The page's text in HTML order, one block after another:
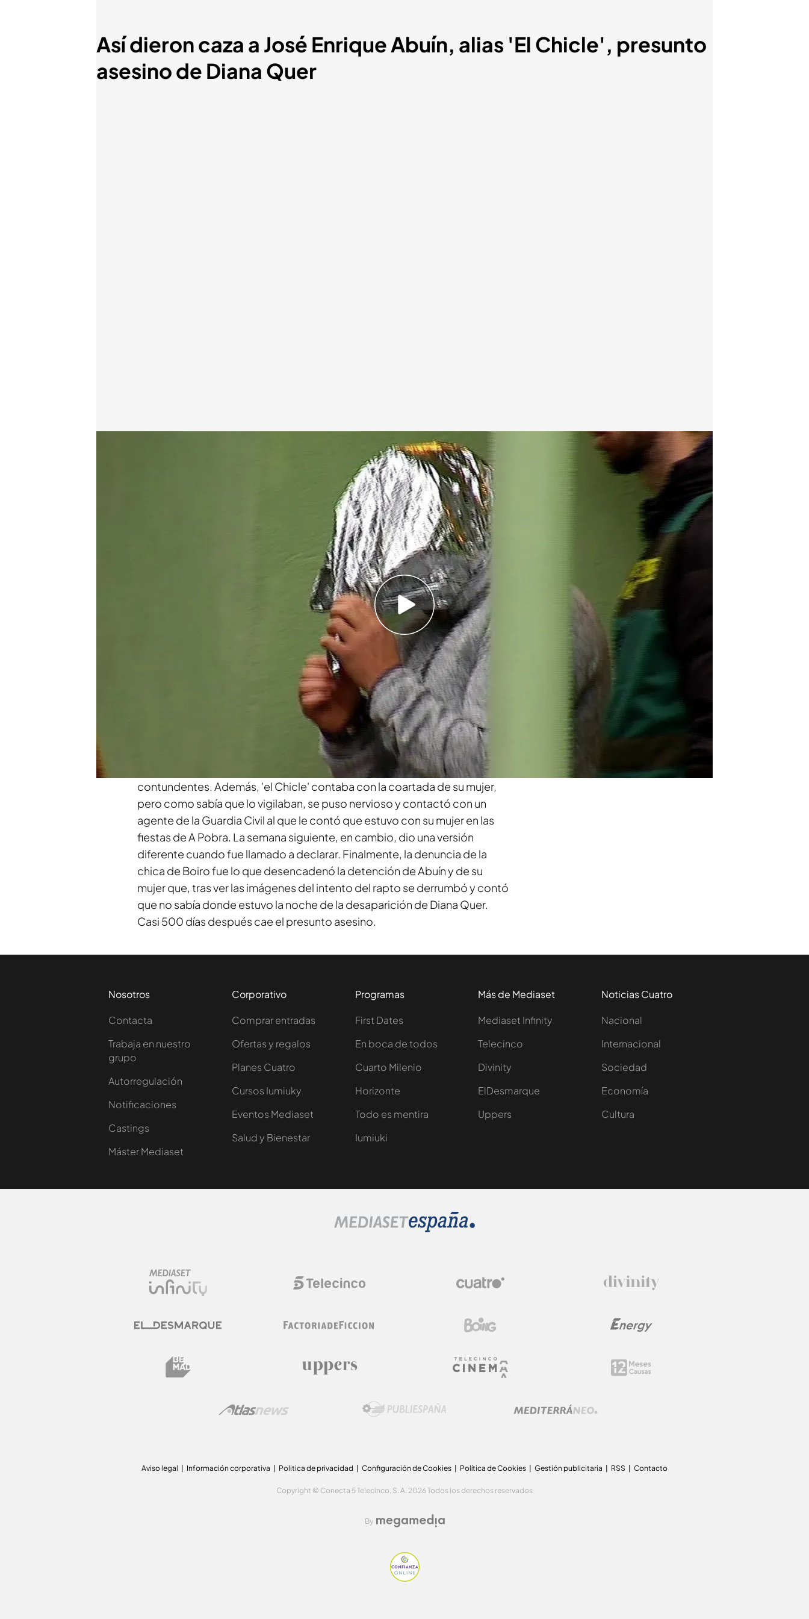
Así dieron caza a José Enrique Abuín, alias 'El Chicle', presunto
asesino de Diana Quer
La primera prueba contundente fue el móvil de Diana tras ser localizado en
la ría arrojado desde este puente de Taragoña a las 2:58 de la madrugada
del 22 de agosto de 2016. Esto llevó a la Guardia Civil a rastrear los coches
que estaban en ese momento en el puente. Tras analizar horas y horas de
más de 40 cámaras de seguridad redujeron a 3 los coches sospechosos.
Uno de ellos no pudo ser identificado. Otro tenía remolque y fue
descartado, y el tercero era el de "El chicle". Tras analizar las coincidencias
de localización del móvil de Diana con más de 2 millones de señales de
teléfono, los datos apuntaban también a Enrique Abuín. Coinciden por
tanto la ruta que hicieron, la señal de los móviles y el recorrido del coche.
Esto, unido a su historial delictivo, hace que las piezas empiecen a encajar
ya en Noviembre de 2016. Pero sin el cuerpo de Diana no había pruebas
contundentes. Además, 'el Chicle' contaba con la coartada de su mujer,
pero como sabía que lo vigilaban, se puso nervioso y contactó con un
agente de la Guardia Civil al que le contó que estuvo con su mujer en las
fiestas de A Pobra. La semana siguiente, en cambio, dio una versión
diferente cuando fue llamado a declarar. Finalmente, la denuncia de la
chica de Boiro fue lo que desencadenó la detención de Abuín y de su
mujer que, tras ver las imágenes del intento del rapto se derrumbó y contó
que no sabía donde estuvo la noche de la desaparición de Diana Quer.
Casi 500 días después cae el presunto asesino.
Nosotros
Contacta
Trabaja en nuestro
grupo
Autorregulación
Notificaciones
Castings
Máster Mediaset
Corporativo
Comprar entradas
Ofertas y regalos
Planes Cuatro
Cursos Iumiuky
Eventos Mediaset
Salud y Bienestar
Programas
First Dates
En boca de todos
Cuarto Milenio
Horizonte
Todo es mentira
Iumiuki
Más de Mediaset
Mediaset Infinity
Telecinco
Divinity
ElDesmarque
Uppers
Noticias Cuatro
Nacional
Internacional
Sociedad
Economía
Cultura
Aviso legal Información corporativa Politica de privacidad Configuración de Cookies Política de Cookies Gestión publicitaria RSS Contacto
Copyright © Conecta 5 Telecinco, S. A. 2026 Todos los derechos reservados
By